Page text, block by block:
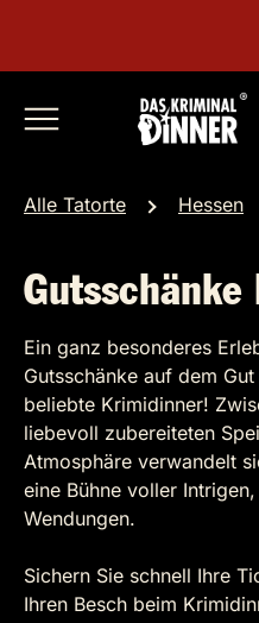
Alle Tatorte Hessen
Gutsschänke
Ein ganz besonderes
Gutsschänke auf dem
beliebte Krimidinner!
liebevoll zubereiteten
Atmosphäre verwandelt
eine Bühne voller
Wendungen.
Sichern Sie schnell Ihre
Ihren Besch beim